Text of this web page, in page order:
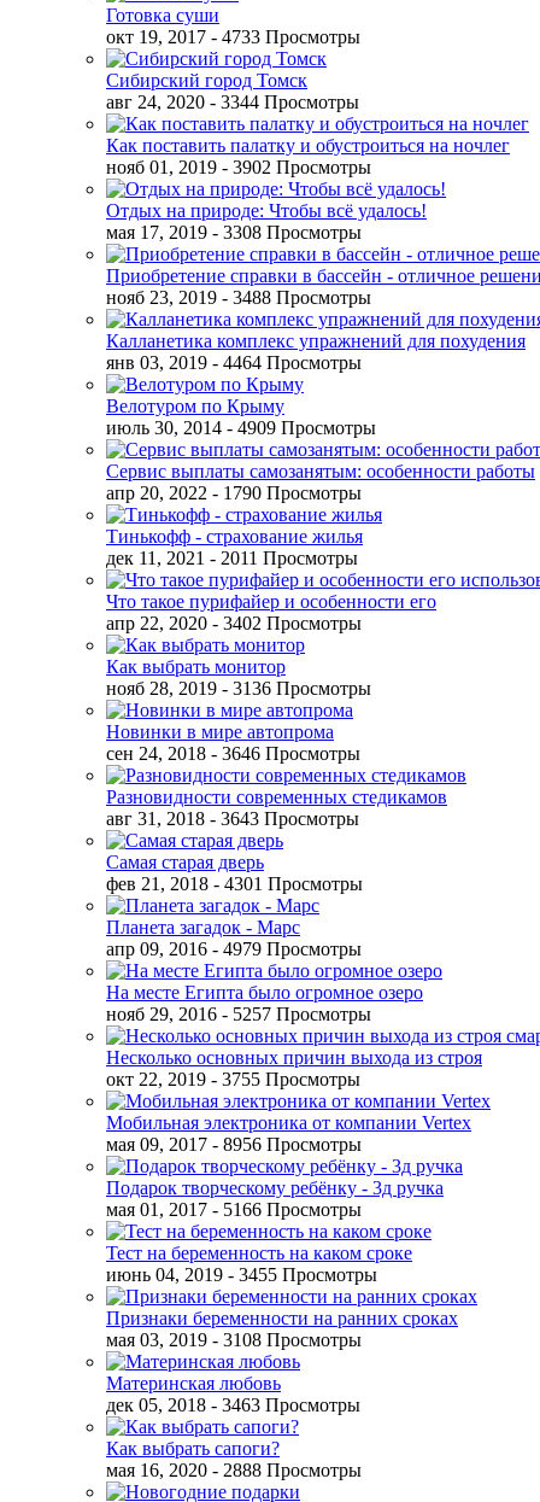
Готовка суши
окт 19, 2017 - 4733 Просмотры
Сибирский город Томск
авг 24, 2020 - 3344 Просмотры
Как поставить палатку и обустроиться на ночлег
нояб 01, 2019 - 3902 Просмотры
Отдых на природе: Чтобы всё удалось!
мая 17, 2019 - 3308 Просмотры
Приобретение справки в бассейн - отличное
нояб 23, 2019 - 3488 Просмотры
Калланетика комплекс упражнений для похудения
янв 03, 2019 - 4464 Просмотры
Велотуром по Крыму
июль 30, 2014 - 4909 Просмотры
Сервис выплаты самозанятым: особенности работы
апр 20, 2022 - 1790 Просмотры
Тинькофф - страхование жилья
дек 11, 2021 - 2011 Просмотры
Что такое пурифайер и особенности его
апр 22, 2020 - 3402 Просмотры
Как выбрать монитор
нояб 28, 2019 - 3136 Просмотры
Новинки в мире автопрома
сен 24, 2018 - 3646 Просмотры
Разновидности современных стедикамов
авг 31, 2018 - 3643 Просмотры
Самая старая дверь
фев 21, 2018 - 4301 Просмотры
Планета загадок - Марс
апр 09, 2016 - 4979 Просмотры
На месте Египта было огромное озеро
нояб 29, 2016 - 5257 Просмотры
Несколько основных причин выхода из строя
окт 22, 2019 - 3755 Просмотры
Мобильная электроника от компании Vertex
мая 09, 2017 - 8956 Просмотры
Подарок творческому ребёнку - 3д ручка
мая 01, 2017 - 5166 Просмотры
Тест на беременность на каком сроке
июнь 04, 2019 - 3455 Просмотры
Признаки беременности на ранних сроках
мая 03, 2019 - 3108 Просмотры
Материнская любовь
дек 05, 2018 - 3463 Просмотры
Как выбрать сапоги?
мая 16, 2020 - 2888 Просмотры